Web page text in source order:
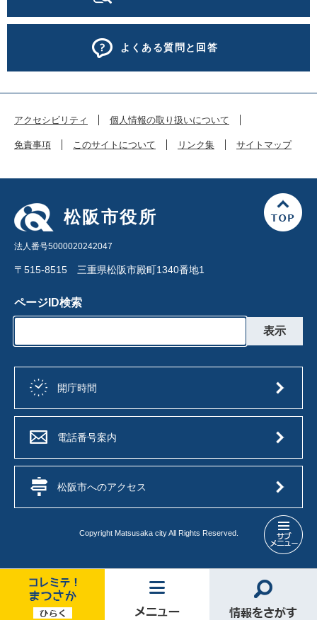
公
施
設
ネ
よくある質問と回答
アクセシビリティ 個人情報の取り扱いについて
免責事項 このサイトについて リンク集 サイトマップ
松阪市役所
法人番号5000020242047
〒515-8515 三重県松阪市殿町1340番地1
ページID検索
開庁時間
電話番号案内
松阪市へのアクセス
Copyright Matsusaka city All Rights Reserved.